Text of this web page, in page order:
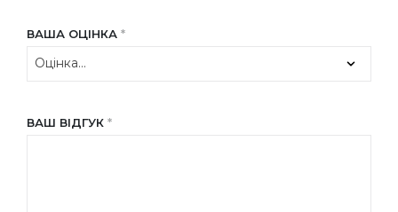
ВАША ОЦІНКА *
ВАШ ВІДГУК *